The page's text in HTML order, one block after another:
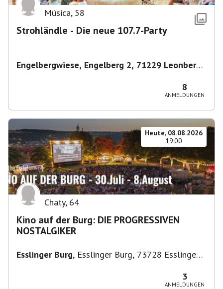
Música, 58
Strohländle - Die neue 107.7-Party
Engelbergwiese, Engelberg 2, 71229 Leonberg,
8
ANMELDUNGEN
Heute, 08.08.2026
19:00
Chaty, 64
Kino auf der Burg: DIE PROGRESSIVEN
NOSTALGIKER
Esslinger Burg, Esslinger Burg, 73728 Esslingen
3
ANMELDUNGEN